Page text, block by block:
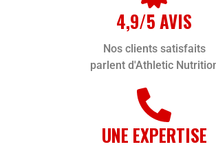
4,9/5 AVIS
Nos clients satisfaits
parlent d'Athletic
UNE EXPERTISE